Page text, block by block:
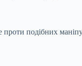
подібних